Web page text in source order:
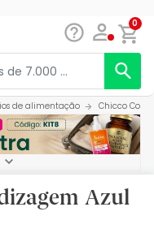
0
de alimentação Chicco
Azul